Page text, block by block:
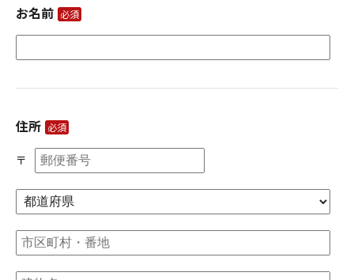
お名前 必須
住所 必須
〒